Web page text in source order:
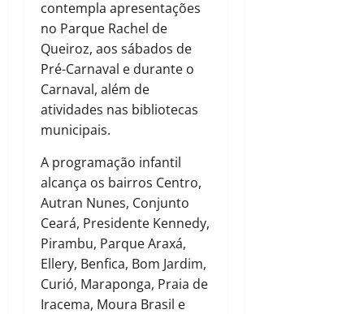
contempla apresentações
no Parque Rachel de
Queiroz, aos sábados de
Pré-Carnaval e durante o
Carnaval, além de
atividades nas bibliotecas
municipais.
A programação infantil
alcança os bairros Centro,
Autran Nunes, Conjunto
Ceará, Presidente Kennedy,
Pirambu, Parque Araxá,
Ellery, Benfica, Bom Jardim,
Curió, Maraponga, Praia de
Iracema, Moura Brasil e